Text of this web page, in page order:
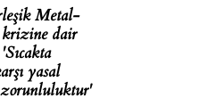
Metal-
dair
yasal